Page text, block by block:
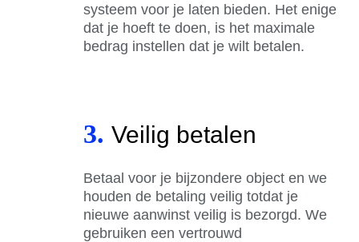
systeem voor je laten bieden. Het enige
dat je hoeft te doen, is het maximale
bedrag instellen dat je wilt betalen.
3. Veilig betalen
Betaal voor je bijzondere object en we
houden de betaling veilig totdat je
nieuwe aanwinst veilig is bezorgd. We
gebruiken een vertrouwd